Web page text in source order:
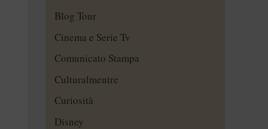
Blog Tour
Cinema e Serie Tv
Comunicato Stampa
Culturalmentre
Curiosità
Disney